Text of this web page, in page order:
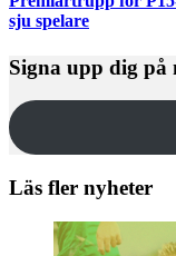
sju spelare
Signa upp dig på
Läs fler nyheter